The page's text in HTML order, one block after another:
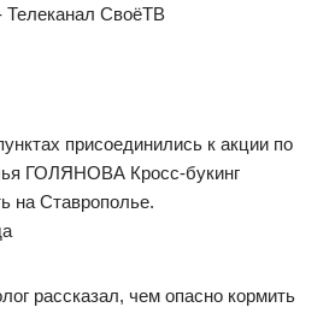
присоединились к акции по
ГОЛЯНОВА Кросс-букинг
на Ставрополье.